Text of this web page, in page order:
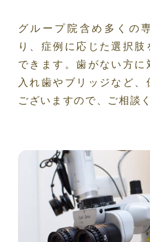
グループ院含め多くの
り、症例に応じた選択
できます。歯がない方に
入れ歯やブリッジなど、
ございますので、ご相談